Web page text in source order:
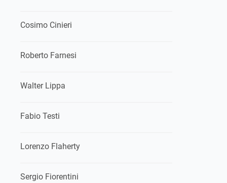
Cosimo Cinieri
Roberto Farnesi
Walter Lippa
Fabio Testi
Lorenzo Flaherty
Sergio Fiorentini